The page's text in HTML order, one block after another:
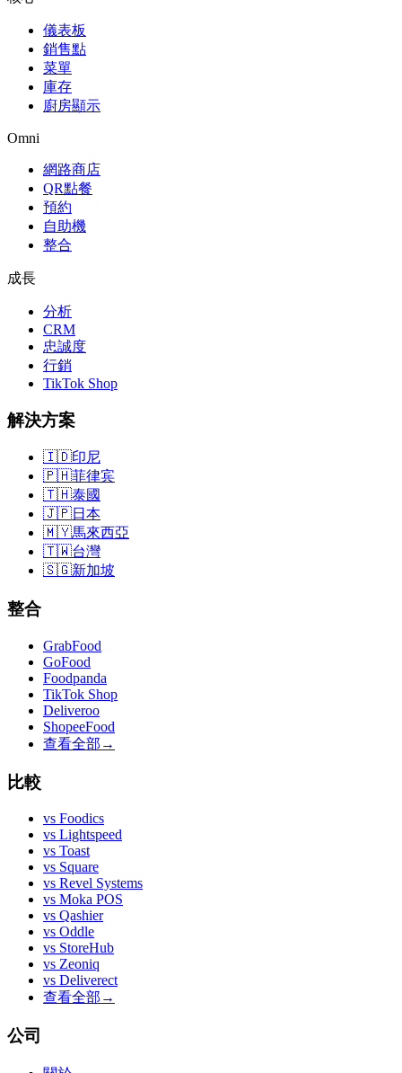
儀表板
銷售點
菜單
庫存
廚房顯示
Omni
網路商店
QR點餐
預約
自助機
整合
成長
分析
CRM
忠誠度
行銷
TikTok Shop
解決方案
🇮🇩印尼
🇵🇭菲律宾
🇹🇭泰國
🇯🇵日本
🇲🇾馬來西亞
🇹🇼台灣
🇸🇬新加坡
整合
GrabFood
GoFood
Foodpanda
TikTok Shop
Deliveroo
ShopeeFood
查看全部 →
比較
vs Foodics
vs Lightspeed
vs Toast
vs Square
vs Revel Systems
vs Moka POS
vs Qashier
vs Oddle
vs StoreHub
vs Zeoniq
vs Deliverect
查看全部 →
公司